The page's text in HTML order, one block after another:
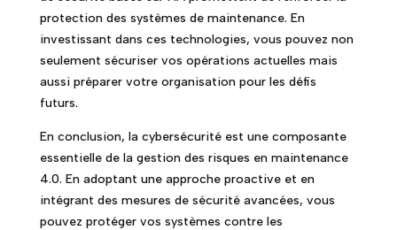
protection des systèmes de maintenance. En
investissant dans ces technologies, vous pouvez non
seulement sécuriser vos opérations actuelles mais
aussi préparer votre organisation pour les défis
futurs.
En conclusion, la cybersécurité est une composante
essentielle de la gestion des risques en maintenance
4.0. En adoptant une approche proactive et en
intégrant des mesures de sécurité avancées, vous
pouvez protéger vos systèmes contre les